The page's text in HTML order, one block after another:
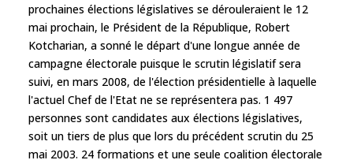
prochaines élections législatives se dérouleraient le 12
mai prochain, le Président de la République, Robert
Kotcharian, a sonné le départ d'une longue année de
campagne électorale puisque le scrutin législatif sera
suivi, en mars 2008, de l'élection présidentielle à laquelle
l'actuel Chef de l'Etat ne se représentera pas. 1 497
personnes sont candidates aux élections législatives,
soit un tiers de plus que lors du précédent scrutin du 25
mai 2003. 24 formations et une seule coalition électorale